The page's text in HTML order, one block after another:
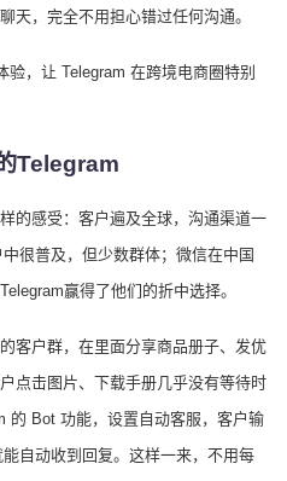
天，完全不用担心错过任何沟通。
验，让 Telegram 在跨境电商圈特别
Telegram
的感受：客户遍及全球，沟通渠道一
很普及，但少数群体；微信在中国
赢得了他们的折中选择。
客户群，在里面分享商品册子、发优
点击图片、下载手册几乎没有等待时
的 Bot 功能，设置自动客服，客户输
能自动收到回复。这样一来，不用每